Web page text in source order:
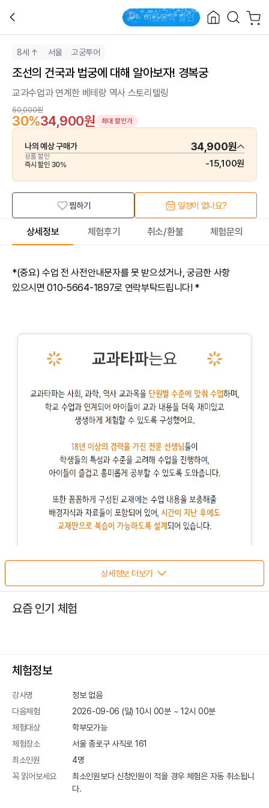
8세 ↑ 서울 고궁투어
조선의 건국과 법궁에 대해 알아보자! 경복궁
교과수업과 연계한 베테랑 역사 스토리텔링
50,000원
30%34,900원 최대 할인가
나의 예상 구매가 34,900원
상품 할인
즉시 할인 30% -15,100원
찜하기 일정이 없나요?
상세정보 체험후기 취소/환불 체험문의
*(중요) 수업 전 사전안내문자를 못 받으셨거나, 궁금한 사항
있으시면 010-5664-1897로 연락부탁드립니다! *
상세정보 더보기
요즘 인기 체험
체험정보
강사명
정보 없음
다음체험
2026-09-06 (일) 10시 00분~ 12시 00분
체험대상
학부모가능
체험장소
서울 종로구 사직로 161
최소인원
4명
꼭 읽어보세요
최소인원보다 신청인원이 적을 경우 체험은 자동 취소됩니
다.